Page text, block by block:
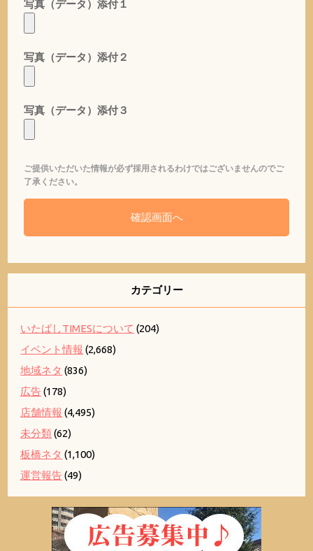
写真（データ）添付１
写真（データ）添付２
写真（データ）添付３
ご提供いただいた情報が必ず採用されるわけではございませんのでご
了承ください。
カテゴリー
いたばしTIMESについて (204)
イベント情報 (2,668)
地域ネタ (836)
広告(178)
店舗情報 (4,495)
未分類(62)
板橋ネタ (1,100)
運営報告(49)